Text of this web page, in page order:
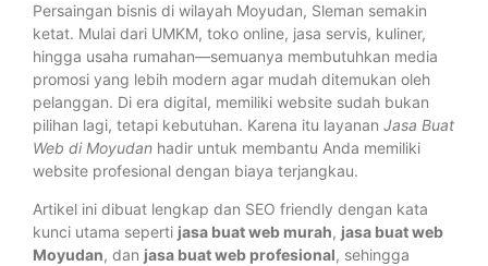
Persaingan bisnis di wilayah Moyudan, Sleman semakin
ketat. Mulai dari UMKM, toko online, jasa servis, kuliner,
hingga usaha rumahan—semuanya membutuhkan media
promosi yang lebih modern agar mudah ditemukan oleh
pelanggan. Di era digital, memiliki website sudah bukan
pilihan lagi, tetapi kebutuhan. Karena itu layanan Jasa Buat
Web di Moyudan hadir untuk membantu Anda memiliki
website profesional dengan biaya terjangkau.
Artikel ini dibuat lengkap dan SEO friendly dengan kata
kunci utama seperti jasa buat web murah, jasa buat web
Moyudan, dan jasa buat web profesional, sehingga